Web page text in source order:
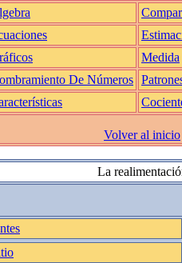
Medida
De Números
Volver al inicio
La